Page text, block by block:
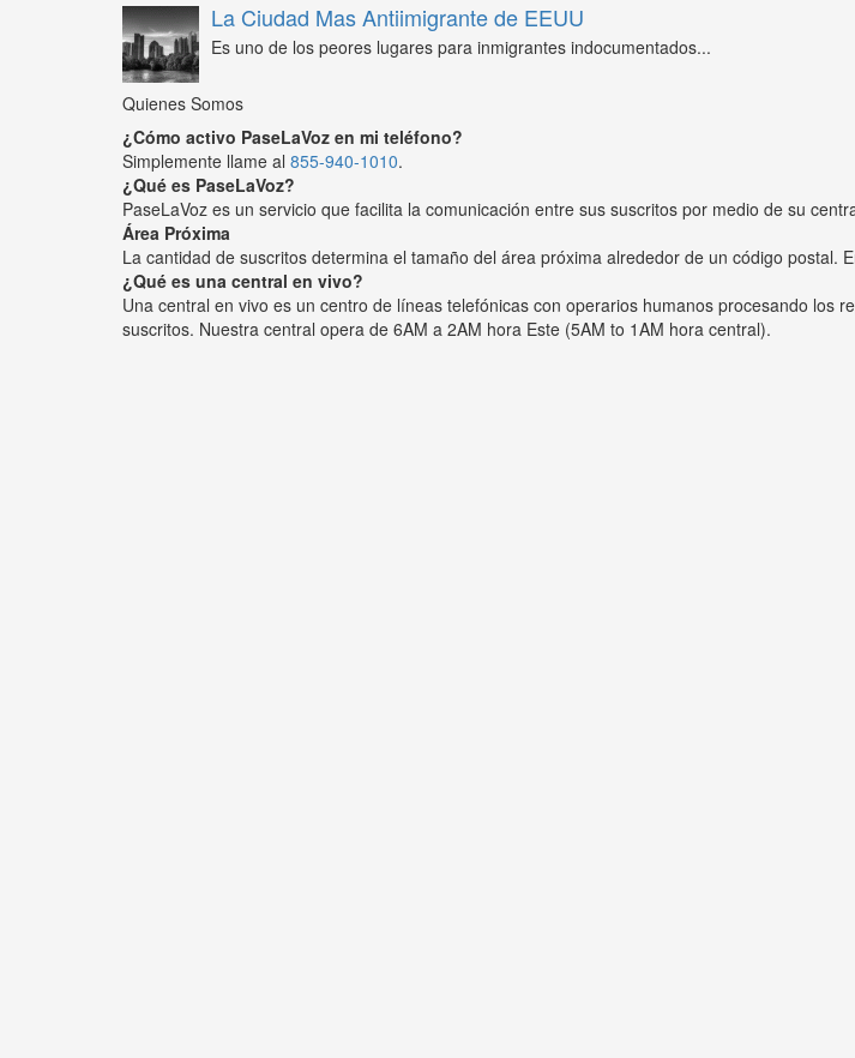
La Ciudad Mas Antiimigrante de EEUU
Es uno de los peores lugares para inmigrantes indocumentados...
Quienes Somos
¿Cómo activo PaseLaVoz en mi teléfono?
Simplemente llame al 855-940-1010.
¿Qué es PaseLaVoz?
PaseLaVoz es un servicio que facilita la comunicación entre sus suscritos por medio de su
Área Próxima
La cantidad de suscritos determina el tamaño del área próxima alrededor de un código postal.
¿Qué es una central en vivo?
Una central en vivo es un centro de líneas telefónicas con operarios humanos procesando los
suscritos. Nuestra central opera de 6AM a 2AM hora Este (5AM to 1AM hora central).